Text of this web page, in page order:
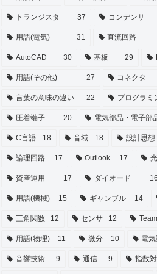
トランジスタ 37 コンデンサ
用語(電気) 31 直流回路
AutoCAD 30 基板 29
用語(その他) 27 コネクタ
言葉の意味の違い 22 プログラミ
圧着端子 20 電気部品・電子部
C言語 18 音域 18 設計思想
論理回路 17 Outlook 17
資産運用 17 ダイオード 16
用語(機械) 15 ギャンブル 14
三角関数 12 センサ 12
用語(物理) 11 微分 10 電
音響技術 9 通信 9 指数